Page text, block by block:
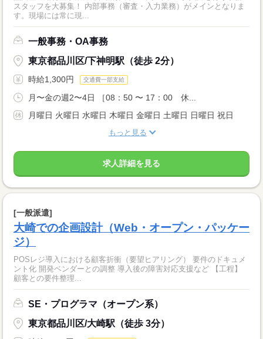
スタッフを大募集！ 内部事務（審査・入力業務）がメインとなりま
す。現場には常に現...
一般事務・OA事務
東京都品川区/下神明駅（徒歩 2分）
時給1,300円 交通費一部支給
月〜金の週2〜4日 ［08：50 〜 17：00 休...
月曜日 火曜日 水曜日 木曜日 金曜日 土曜日 日曜日 祝日
もっと見る
求人詳細を見る
[一般派遣]
大崎での企画設計（Web・オープン・パッケー
ジ）
POSレジ導入における顧客折衝（要望ヒアリング） 要件のドキュメ
ント化 開発ベンダーとの調整 導入後の障害対応支援など 【工程】
顧客との要件整理...
SE・プログラマ（オープン系）
東京都品川区/大崎駅（徒歩 3分）